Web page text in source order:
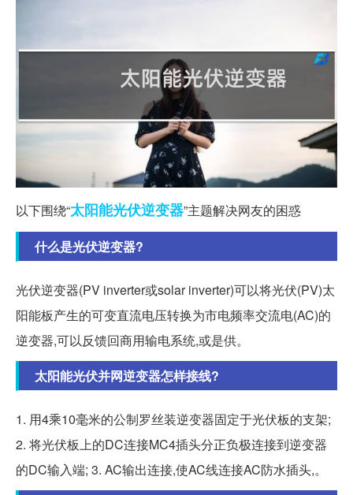
以下围绕“太阳能光伏逆变器”主题解决网友的困惑
什么是光伏逆变器?
光伏逆变器(PV inverter或solar inverter)可以将光伏(PV)太
阳能板产生的可变直流电压转换为市电频率交流电(AC)的
逆变器,可以反馈回商用输电系统,或是供。
太阳能光伏并网逆变器怎样接线?
1. 用4乘10毫米的公制罗丝装逆变器固定于光伏板的支架;
2. 将光伏板上的DC连接MC4插头分正负极连接到逆变器
的DC输入端; 3. AC输出连接,使AC线连接AC防水插头,。